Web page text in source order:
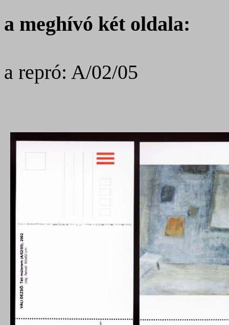
a meghívó két oldala:
a repró: A/02/05